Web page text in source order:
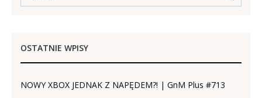
OSTATNIE WPISY
NOWY XBOX JEDNAK Z NAPĘDEM?! | GnM Plus #713